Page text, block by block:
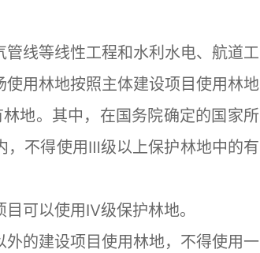
线等线性工程和水利水电、航道工
用林地按照主体建设项目使用林地
地。其中，在国务院确定的国家所
，不得使用Ⅲ级以上保护林地中的有
可以使用Ⅳ级保护林地。
的建设项目使用林地，不得使用一